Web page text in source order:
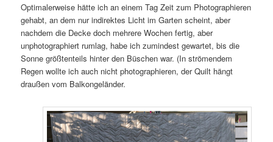
Optimalerweise hätte ich an einem Tag Zeit zum Photographieren
gehabt, an dem nur indirektes Licht im Garten scheint, aber
nachdem die Decke doch mehrere Wochen fertig, aber
unphotographiert rumlag, habe ich zumindest gewartet, bis die
Sonne größtenteils hinter den Büschen war. (In strömendem
Regen wollte ich auch nicht photographieren, der Quilt hängt
draußen vom Balkongeländer.